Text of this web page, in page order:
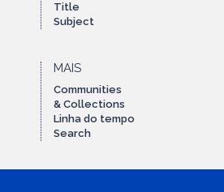
Title
Subject
MAIS
Communities
& Collections
Linha do tempo
Search